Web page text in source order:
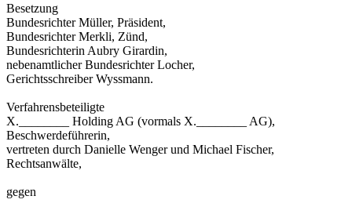
Besetzung
Bundesrichter Müller, Präsident,
Bundesrichter Merkli, Zünd,
Bundesrichterin Aubry Girardin,
nebenamtlicher Bundesrichter Locher,
Gerichtsschreiber Wyssmann.
Verfahrensbeteiligte
X.________ Holding AG (vormals X.________ AG),
Beschwerdeführerin,
vertreten durch Danielle Wenger und Michael Fischer,
Rechtsanwälte,
gegen